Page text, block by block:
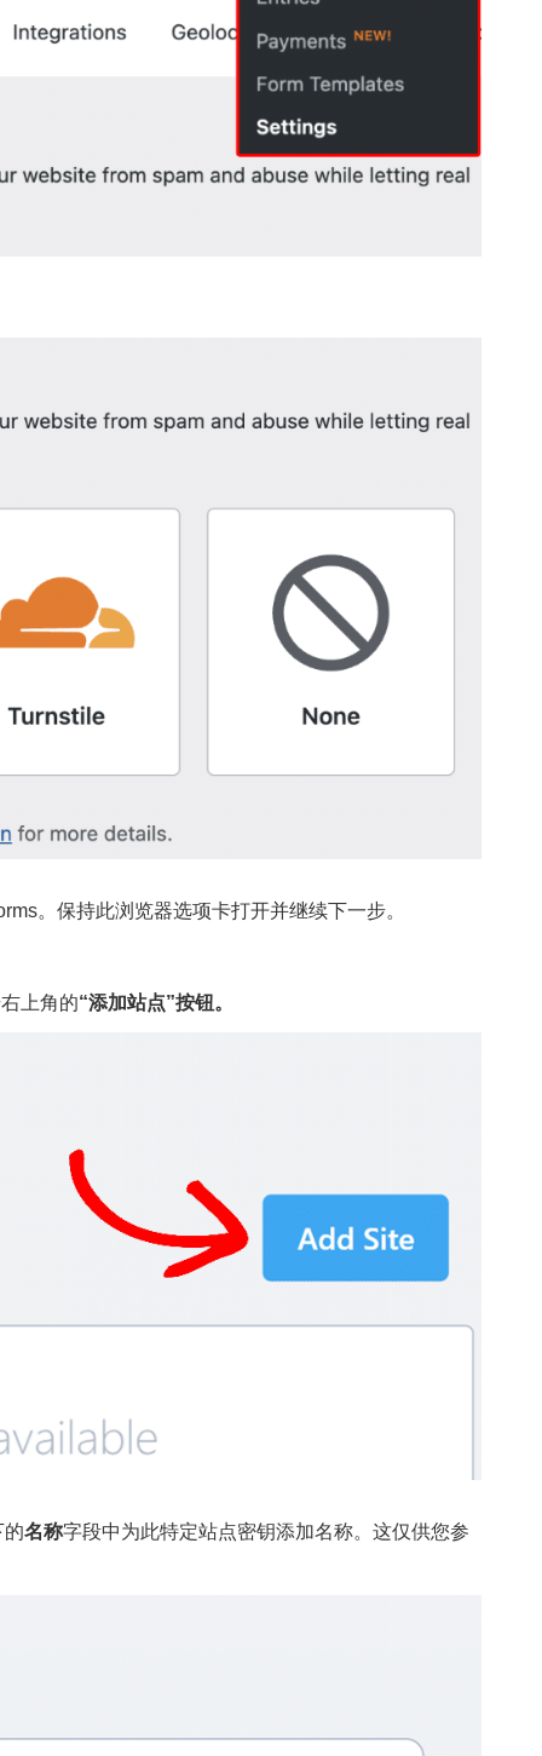
。保持此浏览器选项卡打开并继续下一步。
上角的“添加站点”按钮。
的名称字段中为此特定站点密钥添加名称。这仅供您参